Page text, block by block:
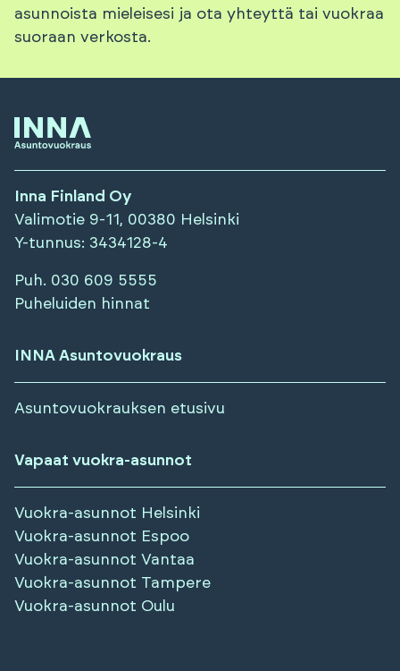
asunnoista mieleisesi ja ota yhteyttä tai vuokraa
suoraan verkosta.
Inna Finland Oy
Valimotie 9-11, 00380 Helsinki
Y-tunnus: 3434128-4
Puh. 030 609 5555
Puheluiden hinnat
INNA Asuntovuokraus
Asuntovuokrauksen etusivu
Vapaat vuokra-asunnot
Vuokra-asunnot Helsinki
Vuokra-asunnot Espoo
Vuokra-asunnot Vantaa
Vuokra-asunnot Tampere
Vuokra-asunnot Oulu